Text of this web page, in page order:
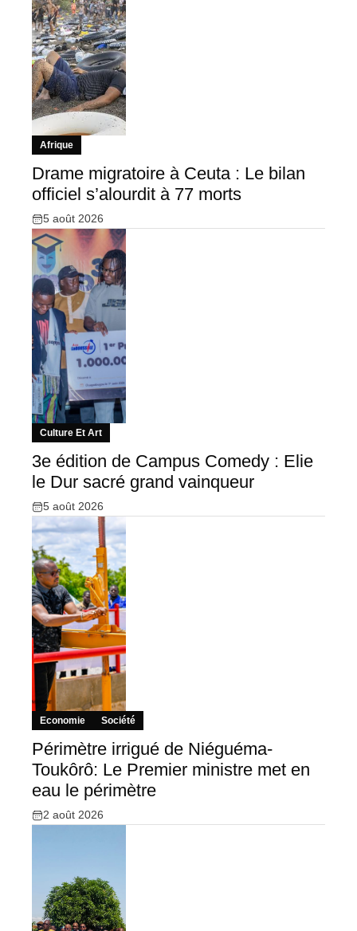
Afrique
Drame migratoire à Ceuta : Le bilan
officiel s’alourdit à 77 morts
5 août 2026
Culture Et Art
3e édition de Campus Comedy : Elie
le Dur sacré grand vainqueur
5 août 2026
Economie Société
Périmètre irrigué de Niéguéma-
Toukôrô: Le Premier ministre met en
eau le périmètre
2 août 2026